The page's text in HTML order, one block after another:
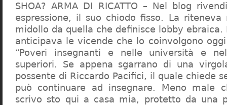
SHOA? ARMA DI RICATTO – Nel blog
espressione, il suo chiodo fisso. La
midollo da quella che definisce lobby ebraica.
anticipava le vicende che lo coinvolgono
“Poveri insegnanti e nelle università e
superiori. Se appena sgarrano di una
possente di Riccardo Pacifici, il quale chiede
può continuare ad insegnare. Meno male
scrivo sto qui a casa mia, protetto da una